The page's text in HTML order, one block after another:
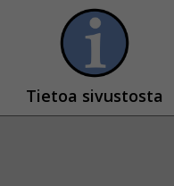
Tietoa sivustosta